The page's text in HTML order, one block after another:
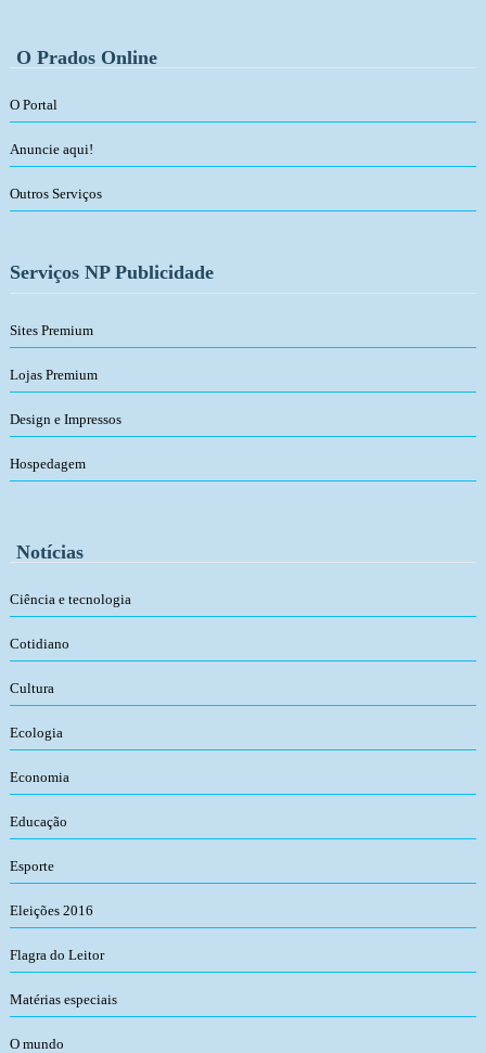
O Prados Online
O Portal
Anuncie aqui!
Outros Serviços
Serviços NP Publicidade
Sites Premium
Lojas Premium
Design e Impressos
Hospedagem
Notícias
Ciência e tecnologia
Cotidiano
Cultura
Ecologia
Economia
Educação
Esporte
Eleições 2016
Flagra do Leitor
Matérias especiais
O mundo